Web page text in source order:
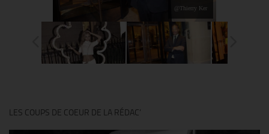
@Thierry Ker
LES COUPS DE COEUR DE LA RÉDAC’